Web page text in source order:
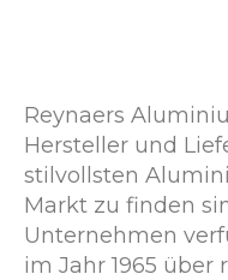
Reynaers
Hersteller und
stilvollsten
Markt zu finden
Unternehmen
im Jahr 1965 über